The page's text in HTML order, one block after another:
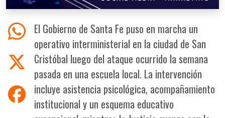
El Gobierno de Santa Fe puso en marcha un
operativo interministerial en la ciudad de San
Cristóbal luego del ataque ocurrido la semana
pasada en una escuela local. La intervención
incluye asistencia psicológica, acompañamiento
institucional y un esquema educativo